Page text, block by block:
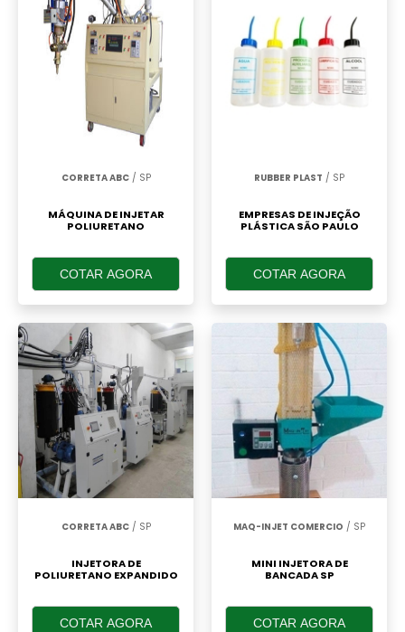
CORRETA ABC/ SP
MÁQUINA DE INJETAR
POLIURETANO
COTAR AGORA
RUBBER PLAST / SP
EMPRESAS DE INJEÇÃO
PLÁSTICA SÃO PAULO
COTAR AGORA
CORRETA ABC/ SP
INJETORA DE
POLIURETANO EXPANDIDO
COTAR AGORA
MAQ-INJET COMERCIO / SP
MINI INJETORA DE
BANCADA SP
COTAR AGORA